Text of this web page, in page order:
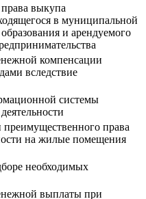
выкупа
в муниципальной
и арендуемого
компенсации
вследствие
системы
права
на жилые помещения
необходимых
выплаты при